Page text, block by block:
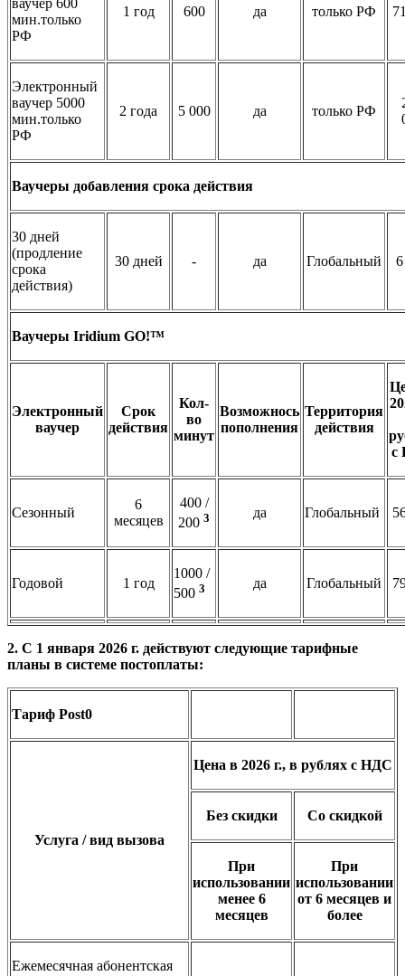
мин.только
РФ
1 год 600 да только РФ
Электронный
ваучер 5000
мин.только
РФ
2 года 5 000 да только РФ
Ваучеры добавления срока действия
30 дней
(продление
срока
действия)
30 дней - да Глобальный
Ваучеры Iridium GO!™
Электронный
ваучер
Срок
действия
Кол-
во
минут
Возможнось
пополнения
Территория
действия
с
Сезонный
6
месяцев
400 /
200 3 да Глобальный
Годовой 1 год
1000 /
500 3 да Глобальный
2. С 1 января 2026 г. действуют следующие тарифные
планы в системе постоплаты:
Тариф Post0
Услуга / вид вызова
Цена в 2026 г., в рублях с НДС
Без скидки Со скидкой
При
использовании
менее 6
месяцев
При
использовании
от 6 месяцев и
более
Ежемесячная абонентская